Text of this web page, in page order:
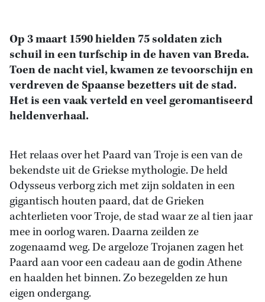
Op 3 maart 1590 hielden 75 soldaten zich
schuil in een turfschip in de haven van Breda.
Toen de nacht viel, kwamen ze tevoorschijn en
verdreven de Spaanse bezetters uit de stad.
Het is een vaak verteld en veel geromantiseerd
heldenverhaal.
Het relaas over het Paard van Troje is een van de
bekendste uit de Griekse mythologie. De held
Odysseus verborg zich met zijn soldaten in een
gigantisch houten paard, dat de Grieken
achterlieten voor Troje, de stad waar ze al tien jaar
mee in oorlog waren. Daarna zeilden ze
zogenaamd weg. De argeloze Trojanen zagen het
Paard aan voor een cadeau aan de godin Athene
en haalden het binnen. Zo bezegelden ze hun
eigen ondergang.